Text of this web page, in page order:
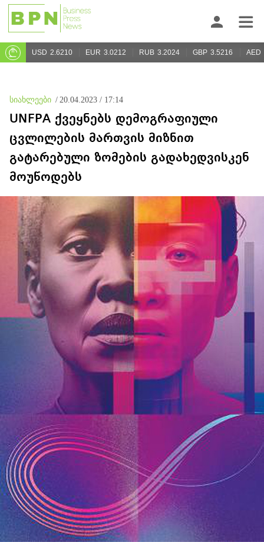
USD 2.6210 EUR 3.0212 RUB 3.2024 GBP 3.5216 AED
სიახლეები / 20.04.2023 / 17:14
UNFPA ქვეყნებს დემოგრაფიული
ცვლილების მართვის მიზნით
გატარებული ზომების გადახედვისკენ
მოუწოდებს